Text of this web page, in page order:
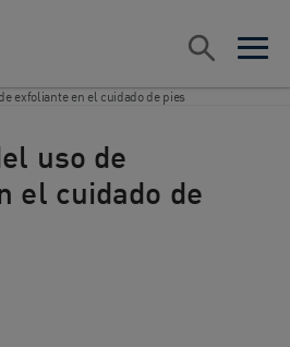
open
open
exfoliante en el cuidado de pies
uso de
el cuidado de